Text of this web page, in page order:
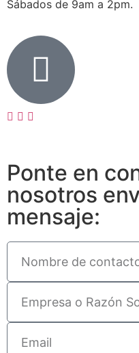
Sábados de 9am a 2pm.
Ponte en
nosotros
mensaje: